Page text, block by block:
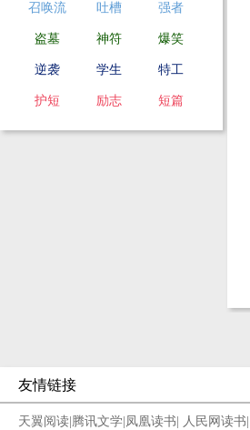
召唤流 吐槽 强者
盗墓 神符 爆笑
逆袭 学生 特工
护短 励志 短篇
友情链接
天翼阅读 腾讯文学 凤凰读书 人民网读书